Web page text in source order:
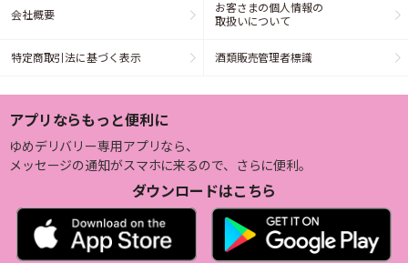
会社概要
お客さまの個人情報の
取扱いについて
特定商取引法に基づく表示 酒類販売管理者標識
アプリならもっと便利に
ゆめデリバリー専用アプリなら、
メッセージの通知がスマホに来るので、さらに便利。
ダウンロードはこちら